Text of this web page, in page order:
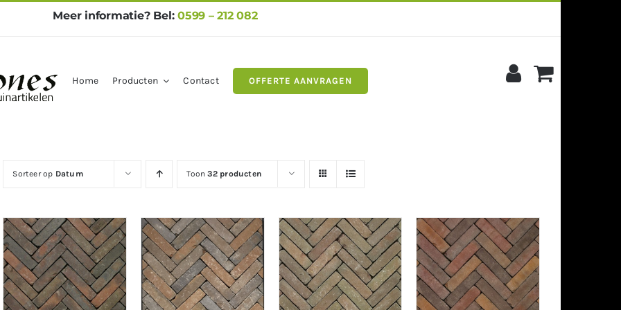
Meer informatie? Bel:0599 – 212 082
Home Producten Contact OFFERTE AANVRAGEN
Sorteer op Datum Toon32 producten